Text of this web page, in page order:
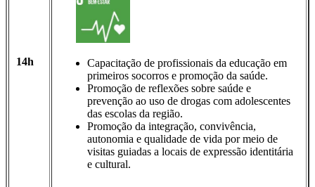
14h
Capacitação de profissionais da educação em
primeiros socorros e promoção da saúde.
Promoção de reflexões sobre saúde e
prevenção ao uso de drogas com adolescentes
das escolas da região.
Promoção da integração, convivência,
autonomia e qualidade de vida por meio de
visitas guiadas a locais de expressão identitária
e cultural.